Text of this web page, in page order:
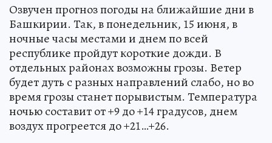
Озвучен прогноз погоды на ближайшие дни в
Башкирии. Так, в понедельник, 15 июня, в
ночные часы местами и днем по всей
республике пройдут короткие дожди. В
отдельных районах возможны грозы. Ветер
будет дуть с разных направлений слабо, но во
время грозы станет порывистым. Температура
ночью составит от +9 до +14 градусов, днем
воздух прогреется до +21…+26.